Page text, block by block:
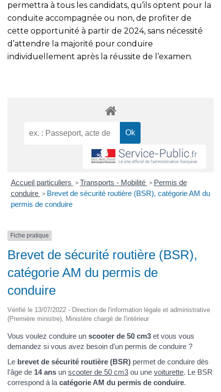
permettra à tous les candidats, qu’ils optent pour la
conduite accompagnée ou non, de profiter de
cette opportunité à partir de 2024, sans nécessité
d’attendre la majorité pour conduire
individuellement après la réussite de l’examen.
Accueil particuliers > Transports - Mobilité > Permis de
conduire > Brevet de sécurité routière (BSR), catégorie AM du
permis de conduire
Fiche pratique
Brevet de sécurité routière (BSR),
catégorie AM du permis de
conduire
Vérifié le 13/07/2022 - Direction de l'information légale et administrative
(Première ministre), Ministère chargé de l'intérieur
Vous voulez conduire un scooter de 50 cm3 et vous vous
demandez si vous avez besoin d'un permis de conduire ?
Le brevet de sécurité routière (BSR) permet de conduire dès
l'âge de 14 ans un scooter de 50 cm3 ou une voiturette. Le BSR
correspond à la catégorie AM du permis de conduire.